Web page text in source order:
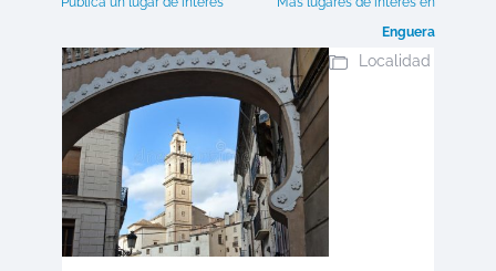
Enguera
Localidad